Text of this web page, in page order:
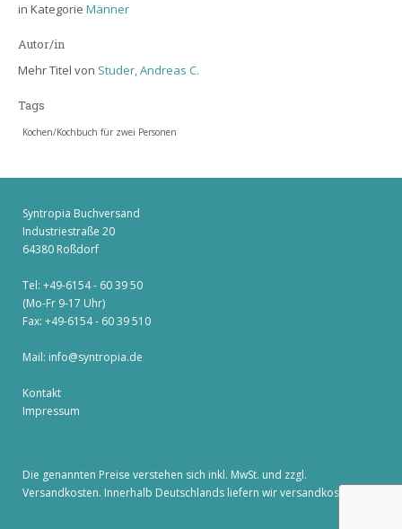
in Kategorie Männer
Autor/in
Mehr Titel von Studer, Andreas C.
Tags
Kochen/Kochbuch für zwei Personen
Syntropia Buchversand
Industriestraße 20
64380 Roßdorf
Tel: +49-6154 - 60 39 50
(Mo-Fr 9-17 Uhr)
Fax: +49-6154 - 60 39 510
Mail: info@syntropia.de
Kontakt
Impressum
Die genannten Preise verstehen sich inkl. MwSt. und zzgl.
Versandkosten. Innerhalb Deutschlands liefern wir versandkostenfrei!